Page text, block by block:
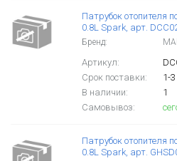
Патрубок отопителя
0.8L Spark, арт.
Бренд:
Артикул:
Срок поставки:
1-
В наличии:
1
Самовывоз:
Патрубок отопителя
0.8L Spark, арт.